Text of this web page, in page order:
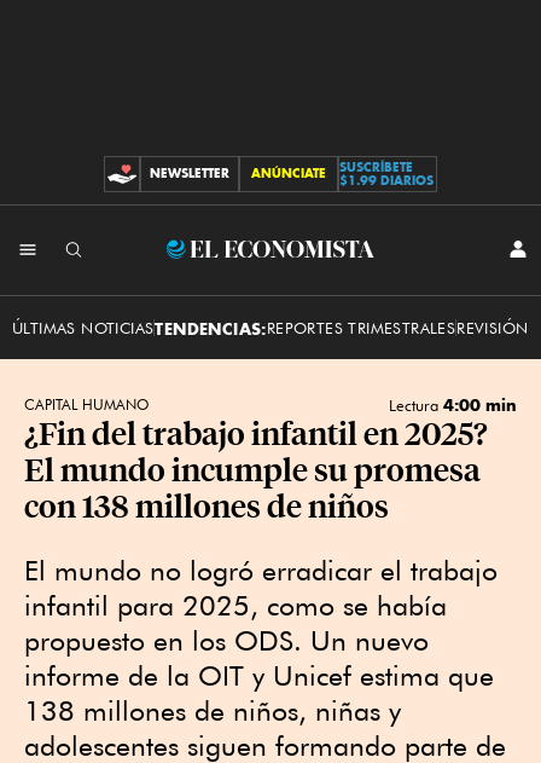
CONTRIBUCIONES
NEWSLETTER ANÚNCIATE
SUSCRÍBETE
$1.99 DIARIOS
El
ÚLTIMAS NOTICIASTENDENCIAS:REPORTES TRIMESTRALESREVISIÓN
CAPITAL HUMANO Lectura 4:00 min
¿Fin del trabajo infantil en 2025?
El mundo incumple su promesa
con 138 millones de niños
El mundo no logró erradicar el trabajo
infantil para 2025, como se había
propuesto en los ODS. Un nuevo
informe de la OIT y Unicef estima que
138 millones de niños, niñas y
adolescentes siguen formando parte de